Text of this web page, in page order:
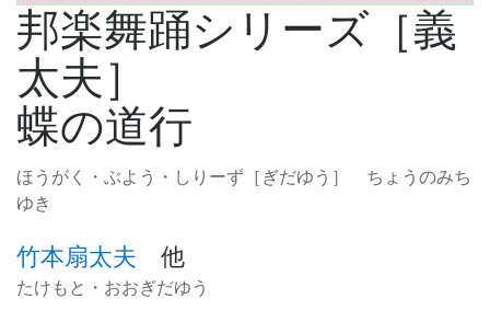
邦楽舞踊シリーズ［義
太夫］
蝶の道行
ほうがく・ぶよう・しりーず［ぎだゆう］ ちょうのみち
ゆき
竹本扇太夫 他
たけもと・おおぎだゆう